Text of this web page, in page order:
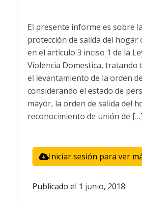
El presente informe es sobre
protección de salida del hogar
en el artículo 3 inciso 1 de la
Violencia Domestica, tratando
el levantamiento de la orden
considerando el estado de
mayor, la orden de salida del
reconocimiento de unión de […]
Iniciar sesión para ver
Publicado el 1 junio, 2018